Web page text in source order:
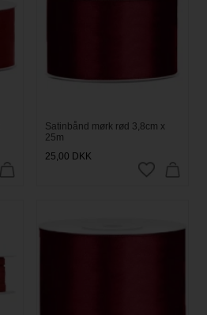
Satinbånd mørk rød 3,8cm x
25m
25,00 DKK